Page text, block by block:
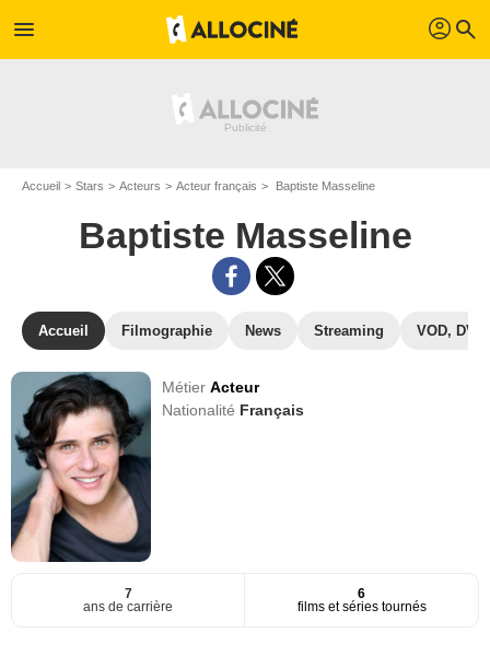
menu profil search
Accueil Stars Acteurs Acteur français Baptiste Masseline
Baptiste Masseline
Accueil Filmographie News Streaming VOD, DVD
MétierActeur
Nationalité Français
7
ans de carrière
6
films et séries tournés